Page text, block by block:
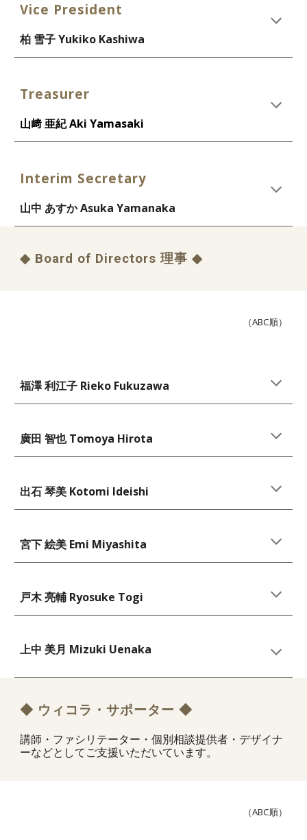
Vice President
柏 雪子 Yukiko Kashiwa
Treasurer
山﨑 亜紀 Aki Yamasaki
Interim Secretary
山中 あすか Asuka Yamanaka
◆ Board of Directors理事 ◆
（ABC順）
福澤 利江子 Rieko Fukuzawa
廣田 智也 Tomoya Hirota
出石 琴美 Kotomi Ideishi
宮下 絵美 Emi Miyashita
戸木 亮輔 Ryosuke Togi
上中 美月 Mizuki Uenaka
◆ ウィコラ・サポーター ◆
講師・ファシリテーター・個別相談提供者・デザイナ
ーなどとしてご支援いただいています。
（ABC順）